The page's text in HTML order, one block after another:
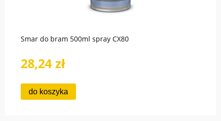
Smar do bram 500ml spray CX80
28,24 zł
do koszyka